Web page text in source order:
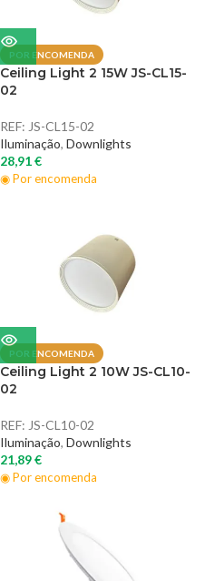
POR ENCOMENDA
Ceiling Light 2 15W JS-CL15-
02
REF: JS-CL15-02
Iluminação, Downlights
28,91€
◉ Por encomenda
POR ENCOMENDA
Ceiling Light 2 10W JS-CL10-
02
REF: JS-CL10-02
Iluminação, Downlights
21,89€
◉ Por encomenda